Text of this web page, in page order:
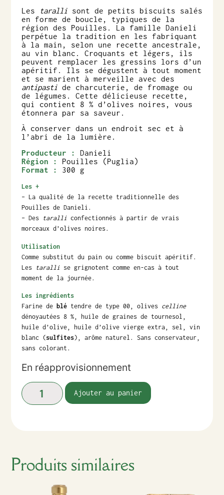
Les
tarallisont de petits biscuits salés
en forme de boucle, typiques de la
région des Pouilles. La famille Danieli
perpétue la tradition en les fabriquant
à la main, selon une recette ancestrale,
au vin blanc. Croquants et légers, ils
peuvent remplacer les gressins lors d’un
apéritif. Ils se dégustent à tout moment
et se marient à merveille avec des
antipastide charcuterie, de fromage ou
de légumes. Cette délicieuse recette,
qui contient 8 % d’olives noires, vous
étonnera par sa saveur.
À conserver dans un endroit sec et à
l’abri de la lumière.
Producteur :
Danieli
Région :
Pouilles (Puglia)
Format :
300 g
Les +
– La qualité de la recette traditionnelle des
Pouilles de Danieli.
– Des
taralliconfectionnés à partir de vrais
morceaux d’olives noires.
Utilisation
Comme substitut du pain ou comme biscuit apéritif.
Les
tarallise grignotent comme en-cas à tout
moment de la journée.
Les ingrédients
Farine de blétendre de type 00, olives celline
dénoyautées 8 %, huile de graines de tournesol,
huile d’olive, huile d’olive vierge extra, sel, vin
blanc (sulfites), arôme naturel. Sans conservateur,
sans colorant.
En réapprovisionnement
Ajouter au panier
Produits similaires